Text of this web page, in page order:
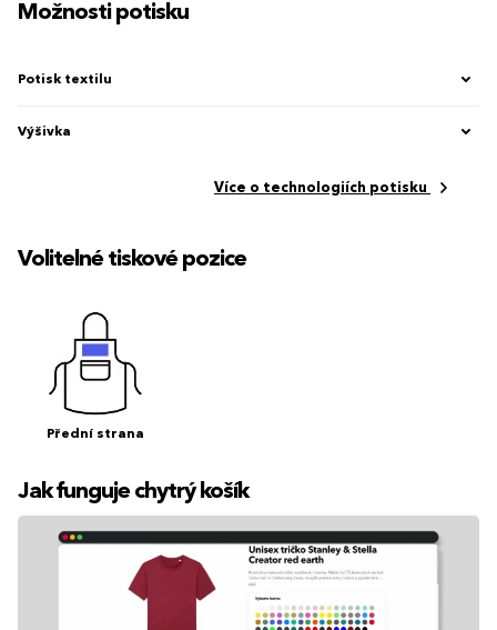
Možnosti potisku
Potisk textilu
Výšivka
Více o technologiích potisku
Volitelné tiskové pozice
Přední strana
Jak funguje chytrý košík